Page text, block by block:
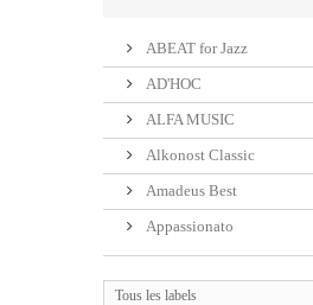
ABEAT for Jazz
AD'HOC
ALFA MUSIC
Alkonost Classic
Amadeus Best
Appassionato
Tous les labels